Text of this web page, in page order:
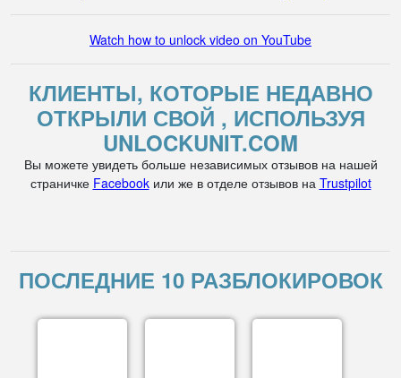
Watch how to unlock video on YouTube
КЛИЕНТЫ, КОТОРЫЕ НЕДАВНО
ОТКРЫЛИ СВОЙ , ИСПОЛЬЗУЯ
UNLOCKUNIT.COM
Вы можете увидеть больше независимых отзывов на нашей
страничке Facebookили же в отделе отзывов на Trustpilot
ПОСЛЕДНИЕ 10 РАЗБЛОКИРОВОК